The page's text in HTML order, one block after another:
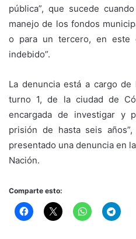
pública”, que sucede
manejo de los fondos
o para un tercero, en este
indebido”.
La denuncia está a cargo
turno 1, de la ciudad de
encargada de investigar y
prisión de hasta seis
presentado una denuncia en
Nación.
Comparte esto: